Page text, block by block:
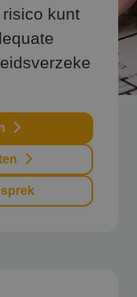
kunt